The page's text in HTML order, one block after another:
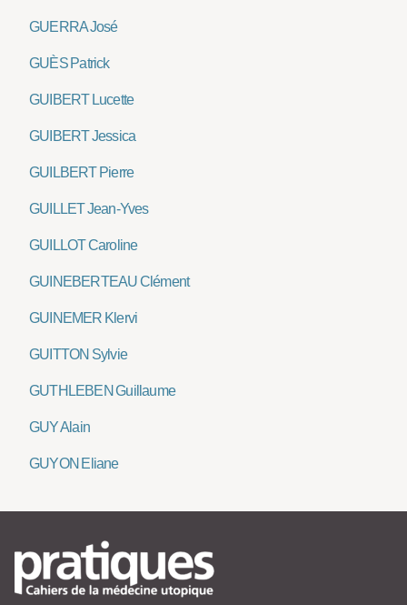
GUERRA José
GUÈS Patrick
GUIBERT Lucette
GUIBERT Jessica
GUILBERT Pierre
GUILLET Jean-Yves
GUILLOT Caroline
GUINEBERTEAU Clément
GUINEMER Klervi
GUITTON Sylvie
GUTHLEBEN Guillaume
GUY Alain
GUYON Eliane